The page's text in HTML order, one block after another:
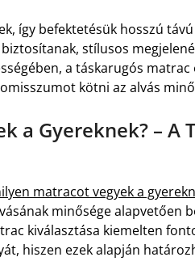
így befektetésük hosszú
stílusos
a táskarugós matrac
kötni az alvás
a Gyereknek? – A
matracot vegyek a
minősége alapvetően
kiválasztása kiemelten
hiszen ezek alapján